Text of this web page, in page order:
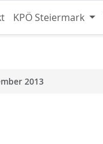
KPÖ Steiermark
2013